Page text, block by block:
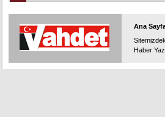
Ana
Haber